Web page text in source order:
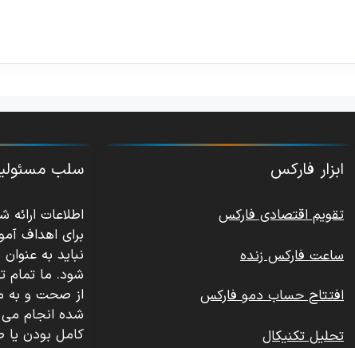
ابزار فارکس
تقویم اقتصادی فارکس
ساعت فارکس زنده
افتتاح حساب دمو فارکس
تحلیل تکنیکال
سلب
اطلاعات
برای اهداف
نباید به
شود. ما تمام
از صحت و به
شده انجام می
کامل بودن